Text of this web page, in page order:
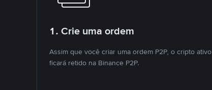
1. Crie uma ordem
Assim que você criar uma ordem P2P, o cripto ativo
ficará retido na Binance P2P.